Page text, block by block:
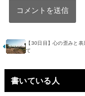
【30日目】心の歪みと
て
書いている人